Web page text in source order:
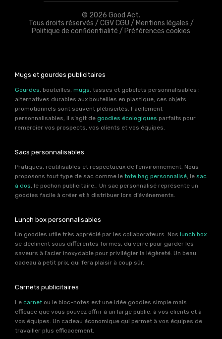
© 2026 Good Act.
Tous droits réservés / CGV CGU / Mentions légales /
Politique de confidentialité / Préférences cookies
Mugs et gourdes publicitaires
Gourdes , bouteilles, mugs , tasses et gobelets personnalisables :
alternatives durables aux bouteilles en plastique, ces objets
promotionnels sont souvent plébiscités. Facilement
personnalisables, il s’agit de goodies écologiques parfaits pour
remercier vos prospects, vos clients et vos équipes.
Sacs personnalisables
Pratiques, réutilisables et respectueux de l’environnement. Nous
proposons tout type de sac comme le tote bag personnalisé, le sac
à dos, le pochon publicitaire… Un sac personnalisé représente un
goodies facile à créer et à distribuer lors d’événements.
Lunch box personnalisables
Un goodies utile très apprécié par les collaborateurs. Nos lunch box
se déclinent sous différentes formes, du verre pour garder les
saveurs à l’acier inoxydable pour privilégier la légèreté. Un beau
cadeau à petit prix, qui fera plaisir à coup sûr.
Carnets publicitaires
Le carnet ou le bloc-notes est une idée goodies simple mais
efficace que vous pouvez offrir à un large public, à vos clients et à
vos équipes. Un cadeau économique qui permet à vos équipes de
travailler plus efficacement.